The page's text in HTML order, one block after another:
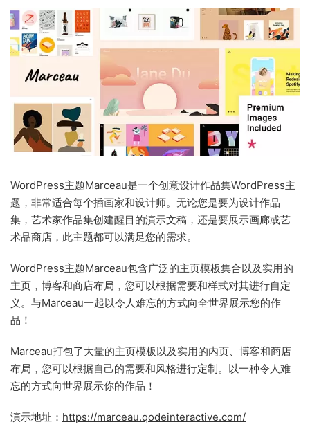
WordPress主题Marceau是一个创意设计作品集WordPress主
题，非常适合每个插画家和设计师。无论您是要为设计作品
集，艺术家作品集创建醒目的演示文稿，还是要展示画廊或艺
术品商店，此主题都可以满足您的需求。
WordPress主题Marceau包含广泛的主页模板集合以及实用的
主页，博客和商店布局，您可以根据需要和样式对其进行自定
义。与Marceau一起以令人难忘的方式向全世界展示您的作
品！
Marceau打包了大量的主页模板以及实用的内页、博客和商店
布局，您可以根据自己的需要和风格进行定制。以一种令人难
忘的方式向世界展示你的作品！
演示地址： https://marceau.qodeinteractive.com/